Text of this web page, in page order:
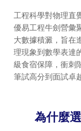
工程科學對物理直
優易工程牛劍營彙
大數據積澱，旨在
理現象到數學表達
級食宿保障，衝刺
筆試高分到面試卓
為什麼